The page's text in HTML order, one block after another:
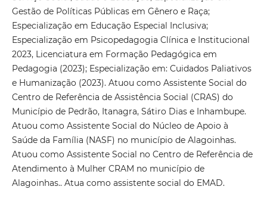
Gestão de Políticas Públicas em Gênero e Raça;
Especialização em Educação Especial Inclusiva;
Especialização em Psicopedagogia Clínica e Institucional
2023, Licenciatura em Formação Pedagógica em
Pedagogia (2023); Especialização em: Cuidados Paliativos
e Humanização (2023). Atuou como Assistente Social do
Centro de Referência de Assistência Social (CRAS) do
Município de Pedrão, Itanagra, Sátiro Dias e Inhambupe.
Atuou como Assistente Social do Núcleo de Apoio à
Saúde da Família (NASF) no município de Alagoinhas.
Atuou como Assistente Social no Centro de Referência de
Atendimento à Mulher CRAM no município de
Alagoinhas.. Atua como assistente social do EMAD.